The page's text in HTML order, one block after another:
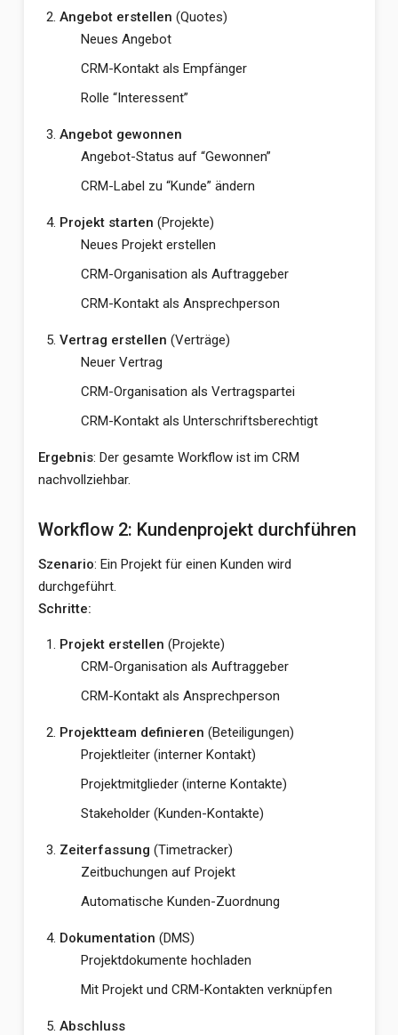
Angebot erstellen (Quotes)
Neues Angebot
CRM-Kontakt als Empfänger
Rolle “Interessent”
Angebot gewonnen
Angebot-Status auf “Gewonnen”
CRM-Label zu “Kunde” ändern
Projekt starten (Projekte)
Neues Projekt erstellen
CRM-Organisation als Auftraggeber
CRM-Kontakt als Ansprechperson
Vertrag erstellen (Verträge)
Neuer Vertrag
CRM-Organisation als Vertragspartei
CRM-Kontakt als Unterschriftsberechtigt
Ergebnis: Der gesamte Workflow ist im CRM
nachvollziehbar.
Workflow 2: Kundenprojekt durchführen
Szenario: Ein Projekt für einen Kunden wird
durchgeführt.
Schritte:
Projekt erstellen (Projekte)
CRM-Organisation als Auftraggeber
CRM-Kontakt als Ansprechperson
Projektteam definieren (Beteiligungen)
Projektleiter (interner Kontakt)
Projektmitglieder (interne Kontakte)
Stakeholder (Kunden-Kontakte)
Zeiterfassung (Timetracker)
Zeitbuchungen auf Projekt
Automatische Kunden-Zuordnung
Dokumentation (DMS)
Projektdokumente hochladen
Mit Projekt und CRM-Kontakten verknüpfen
Abschluss